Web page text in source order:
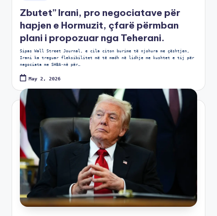
Zbutet” Irani, pro negociatave për
hapjen e Hormuzit, çfarë përmban
plani i propozuar nga Teherani.
Sipas Wall Street Journal, e cila citon burime të njohura me çështjen,
Irani ka treguar fleksibilitet më të madh në lidhje me kushtet e tij për
negociata me SHBA-në për…
May 2, 2026